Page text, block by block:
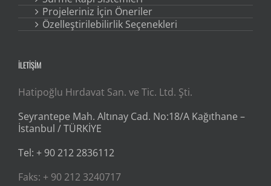
Projeleriniz İçin Öneriler
Özelleştirilebilirlik Seçenekleri
İLETİŞİM
Hatipoğlu Hırdavat San. ve Tic. Ltd. Şti.
Seyrantepe Mah. Altınay Cad. No:18/A Kağıthane –
İstanbul / TÜRKİYE
Tel: + 90 212 2836112
Faks: + 90 212 3240717